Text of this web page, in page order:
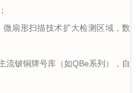
微扇形扫描技术扩大检测区域，数
流铍铜牌号库（如QBe系列），自